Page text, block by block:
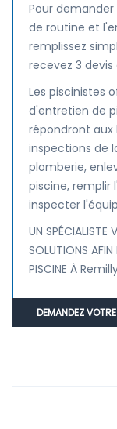
Pour
de routine et
remplissez
recevez 3
Les piscinistes
d'entretien de
répondront aux
inspections de
plomberie,
piscine, remplir
inspecter
UN SPÉCIALISTE
SOLUTIONS AFIN
PISCINE À
DEMANDEZ